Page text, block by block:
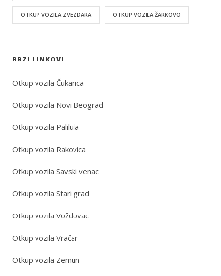
OTKUP VOZILA ZVEZDARA OTKUP VOZILA ŽARKOVO
BRZI LINKOVI
Otkup vozila Čukarica
Otkup vozila Novi Beograd
Otkup vozila Palilula
Otkup vozila Rakovica
Otkup vozila Savski venac
Otkup vozila Stari grad
Otkup vozila Voždovac
Otkup vozila Vračar
Otkup vozila Zemun